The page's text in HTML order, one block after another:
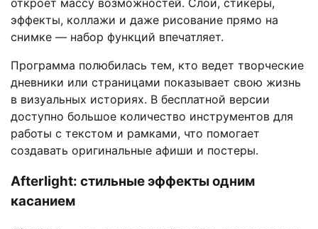
эффекты, коллажи и даже рисование прямо на
снимке — набор функций впечатляет.
Программа полюбилась тем, кто ведет творческие
дневники или страницами показывает свою жизнь
в визуальных историях. В бесплатной версии
доступно большое количество инструментов для
работы с текстом и рамками, что помогает
создавать оригинальные афиши и постеры.
Afterlight: стильные эффекты одним
касанием